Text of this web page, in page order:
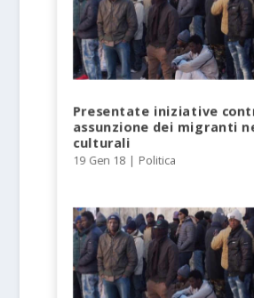
Presentate iniziative
assunzione dei migranti
culturali
19 Gen 18 | Politica